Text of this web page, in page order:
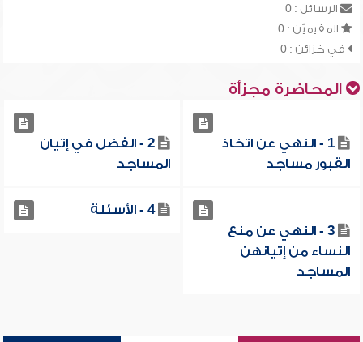
الرسائل : 0
المقيميّن : 0
في خزائن : 0
المحاضرة مجزأة
1 - النهي عن اتخاذ
القبور مساجد
2 - الفضل في إتيان
المساجد
3 - النهي عن منع
النساء من إتيانهن
المساجد
4 - الأسئلة